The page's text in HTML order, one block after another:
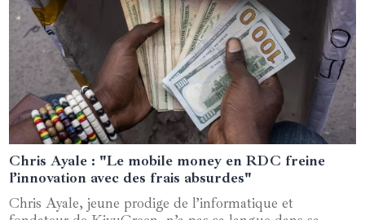
16 avril 2025
Chris Ayale : "Le mobile money en RDC freine
l’innovation avec des frais absurdes"
Chris Ayale, jeune prodige de l’informatique et